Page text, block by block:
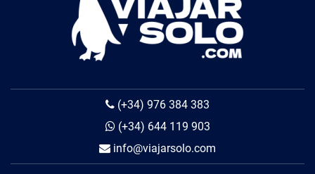
(+34) 976 384 383
(+34) 644 119 903
info@viajarsolo.com